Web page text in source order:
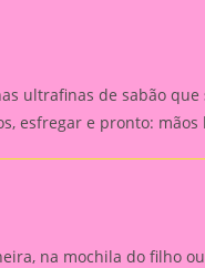
ultrafinas de sabão que
esfregar e pronto:
na mochila do filho